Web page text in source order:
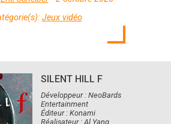
Jeux vidéo
SILENT HILL F
Développeur : NeoBards
Entertainment
Éditeur : Konami
Réalisateur : Al Yang